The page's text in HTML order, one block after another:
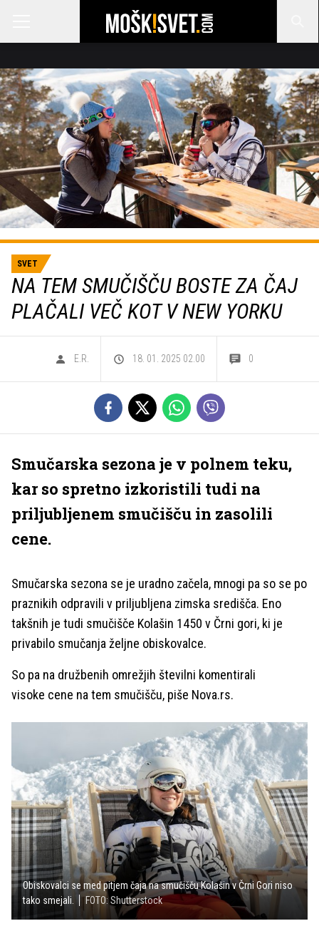
SVET
NA TEM SMUČIŠČU BOSTE ZA ČAJ
PLAČALI VEČ KOT V NEW YORKU
E.R. 18. 01. 2025 02.00 0
Smučarska sezona je v polnem teku,
kar so spretno izkoristili tudi na
priljubljenem smučišču in zasolili
cene.
Smučarska sezona se je uradno začela, mnogi pa so se po
praznikih odpravili v priljubljena zimska središča. Eno
takšnih je tudi smučišče Kolašin 1450 v Črni gori, ki je
privabilo smučanja željne obiskovalce.
So pa na družbenih omrežjih številni komentirali
visoke cene na tem smučišču, piše Nova.rs.
Obiskovalci se med pitjem čaja na smučišču Kolašin v Črni Gori niso
tako smejali.
FOTO: Shutterstock